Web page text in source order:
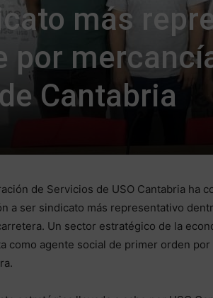
más
por
Cantabria
de Servicios de USO Cantabria ha
a ser sindicato más representativo
Un sector estratégico de la
como agente social de primer orden